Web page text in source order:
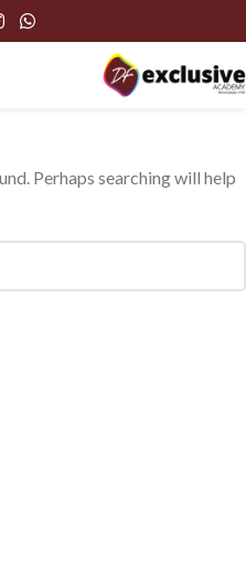
Perhaps searching will help